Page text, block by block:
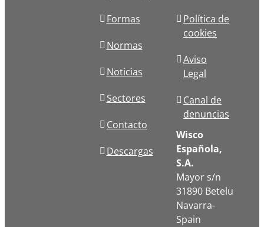
Formas
Normas
Noticias
Sectores
Contacto
Descargas
Política de
cookies
Aviso
Legal
Canal de
denuncias
Wisco
Española,
S.A.
Mayor s/n
31890 Betelu
Navarra-
Spain